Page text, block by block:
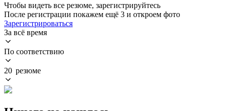
Чтобы видеть все резюме, зарегистрируйтесь
После регистрации покажем ещё 3 и откроем фото
Зарегистрироваться
За всё время
По соответствию
20 резюме